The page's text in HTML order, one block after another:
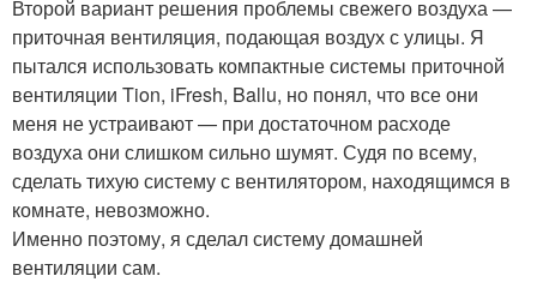
Второй вариант решения проблемы свежего воздуха —
приточная вентиляция, подающая воздух с улицы. Я
пытался использовать компактные системы приточной
вентиляции Tion, iFresh, Ballu, но понял, что все они
меня не устраивают — при достаточном расходе
воздуха они слишком сильно шумят. Судя по всему,
сделать тихую систему с вентилятором, находящимся в
комнате, невозможно.
Именно поэтому, я сделал систему домашней
вентиляции сам.